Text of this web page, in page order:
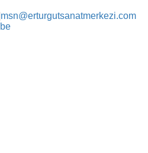
msn@erturgutsanatmerkezi.com